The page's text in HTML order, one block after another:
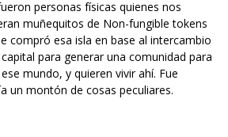
personas físicas quienes nos
muñequitos de Non-fungible tokens
compró esa isla en base al intercambio
para generar una comunidad para
mundo, y quieren vivir ahí. Fue
un montón de cosas peculiares.